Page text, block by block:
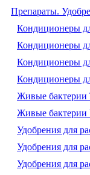
Препараты.
Кондиционеры
Кондиционеры
Кондиционеры
Кондиционеры
Живые бактерии
Живые бактерии
Удобрения для
Удобрения для
Удобрения для